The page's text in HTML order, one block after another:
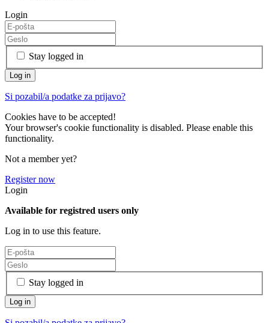
Login
Stay logged in
Si pozabil/a podatke za prijavo?
Cookies have to be accepted!
Your browser's cookie functionality is disabled. Please enable this
functionality.
Not a member yet?
Register now
Login
Available for registred users only
Log in to use this feature.
Stay logged in